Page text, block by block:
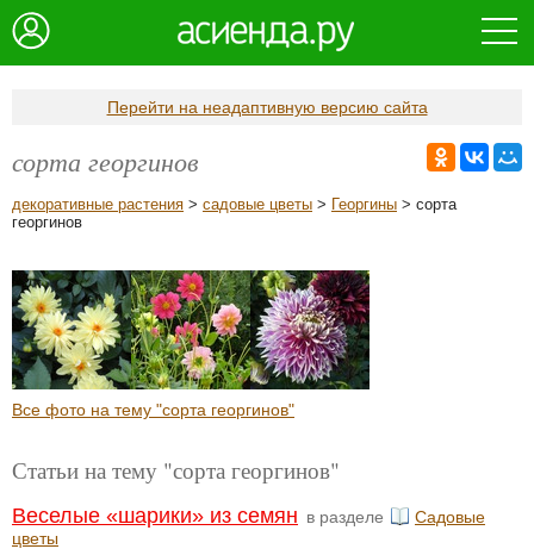
Перейти на неадаптивную версию сайта
сорта георгинов
декоративные растения > садовые цветы > Георгины > сорта
георгинов
Все фото на тему "сорта георгинов"
Статьи на тему "сорта георгинов"
Веселые «шарики» из семян в разделе
Садовые
цветы